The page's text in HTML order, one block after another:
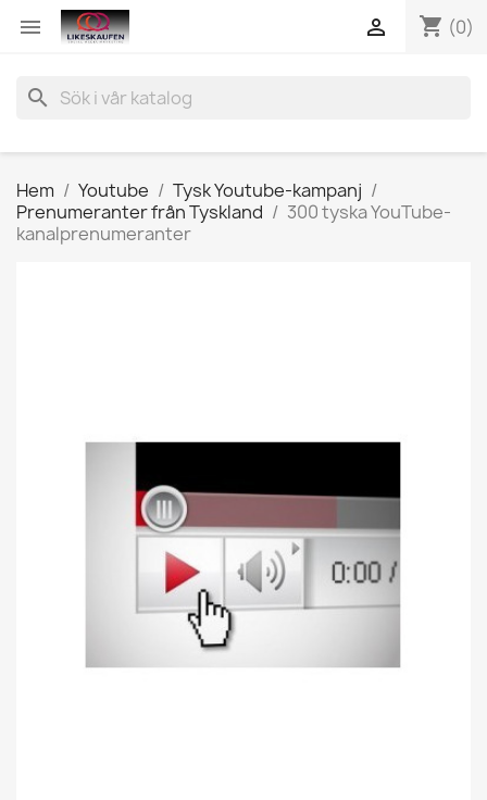
 shopping_cart (0)

search
Hem Youtube
Tysk Youtube-kampanj
Prenumeranter från Tyskland
300 tyska YouTube-
kanalprenumeranter